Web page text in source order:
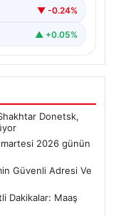
▼ -0.24%
▲ +0.05%
Donetsk,
2026 günün
Güvenli Adresi Ve
Dakikalar: Maaş